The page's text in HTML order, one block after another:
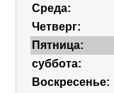
Среда:
Четверг:
Пятница:
суббота:
Воскресенье: